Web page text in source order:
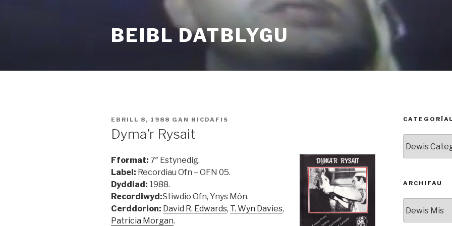
BEIBL DATBLYGU
COFNODWYD
EBRILL 8, 1988 GAN NICDAFIS
Dyma’r Rysait
Fformat: 7″ Estynedig.
Label: Recordiau Ofn – OFN 05.
Dyddiad: 1988.
Recordiwyd:Stiwdio Ofn, Ynys Môn.
Cerddorion: David R. Edwards, T. Wyn Davies,
Patricia Morgan.
ARCHIFAU